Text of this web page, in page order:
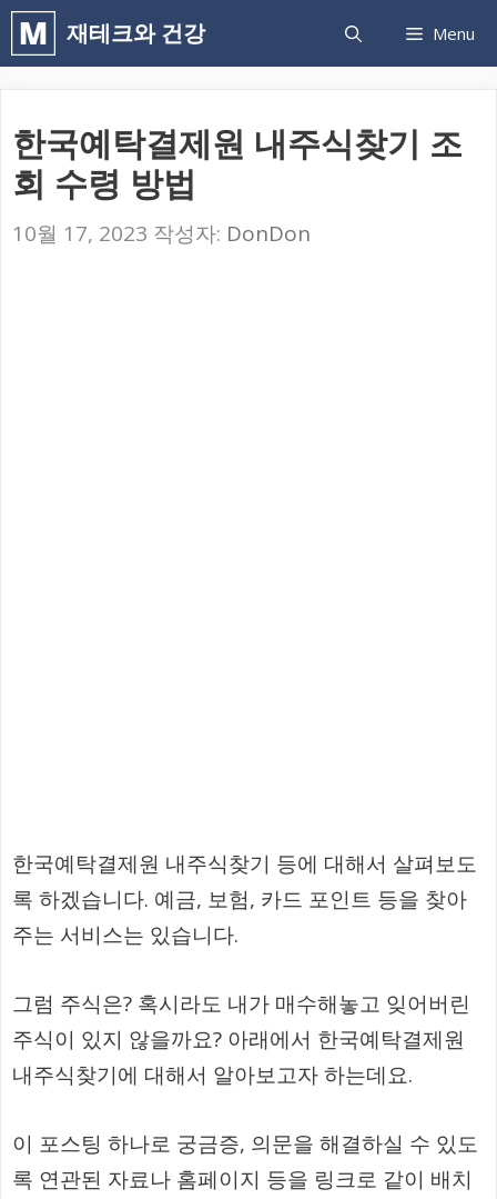
컨
텐
로
건
너
뛰
재테크와 건강 Menu
한국예탁결제원 내주식찾기 조
회 수령 방법
10월 17, 2023 작성자: DonDon
한국예탁결제원 내주식찾기 등에 대해서 살펴보도
록 하겠습니다. 예금, 보험, 카드 포인트 등을 찾아
주는 서비스는 있습니다.
그럼 주식은? 혹시라도 내가 매수해놓고 잊어버린
주식이 있지 않을까요? 아래에서 한국예탁결제원
내주식찾기에 대해서 알아보고자 하는데요.
이 포스팅 하나로 궁금증, 의문을 해결하실 수 있도
록 연관된 자료나 홈페이지 등을 링크로 같이 배치